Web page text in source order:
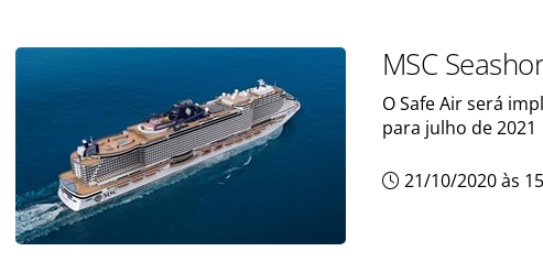
MSC
O Safe Air será
para julho de 2021
21/10/2020 às